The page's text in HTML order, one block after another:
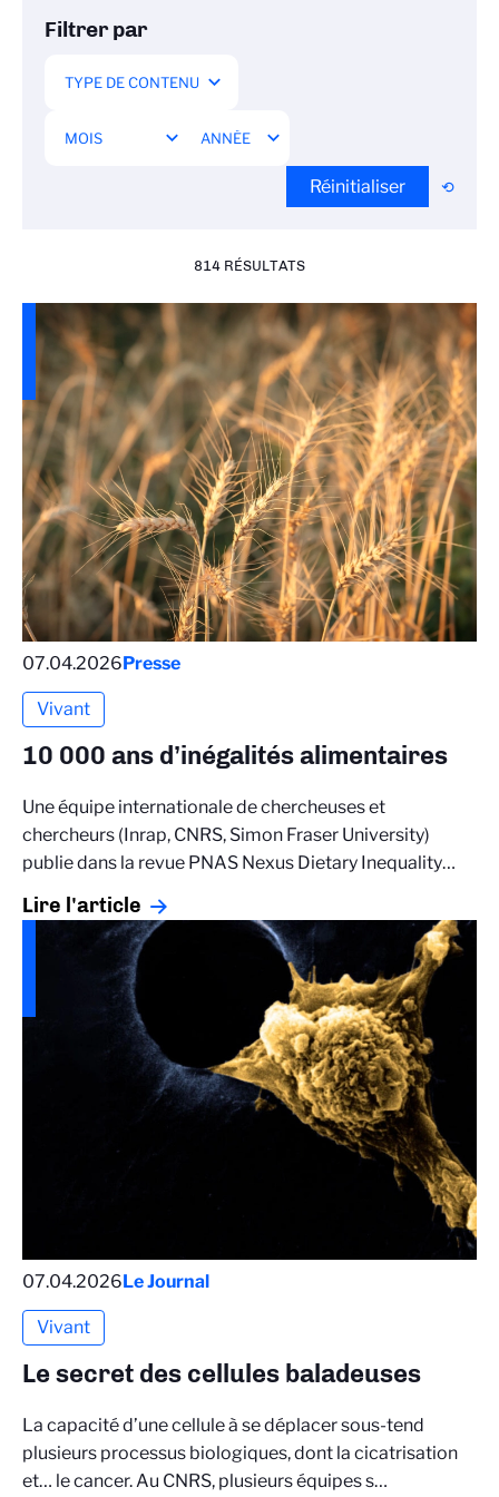
Filtrer par
Réinitialiser
814 RÉSULTATS
07.04.2026Presse
Vivant
10 000 ans d’inégalités alimentaires
Une équipe internationale de chercheuses et
chercheurs (Inrap, CNRS, Simon Fraser University)
publie dans la revue PNAS Nexus Dietary Inequality…
Lire l'article
07.04.2026Le Journal
Vivant
Le secret des cellules baladeuses
La capacité d’une cellule à se déplacer sous-tend
plusieurs processus biologiques, dont la cicatrisation
et… le cancer. Au CNRS, plusieurs équipes s…